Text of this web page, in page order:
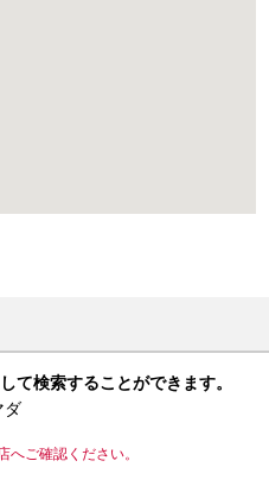
て検索することができます。
ダ
ご確認ください。